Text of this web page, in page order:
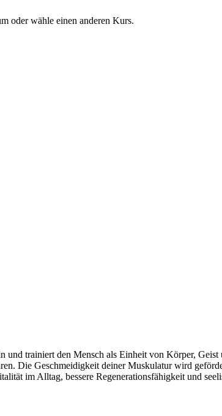
oder wähle einen anderen Kurs.
trainiert den Mensch als Einheit von Körper,
Die Geschmeidigkeit deiner Muskulatur wird
im Alltag, bessere Regenerationsfähigkeit und